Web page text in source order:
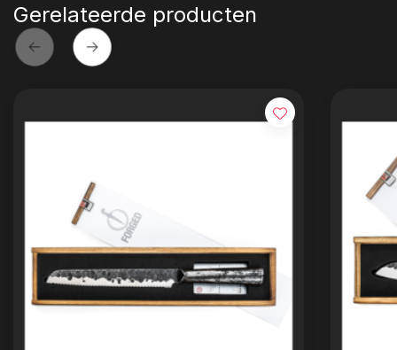
Gerelateerde producten